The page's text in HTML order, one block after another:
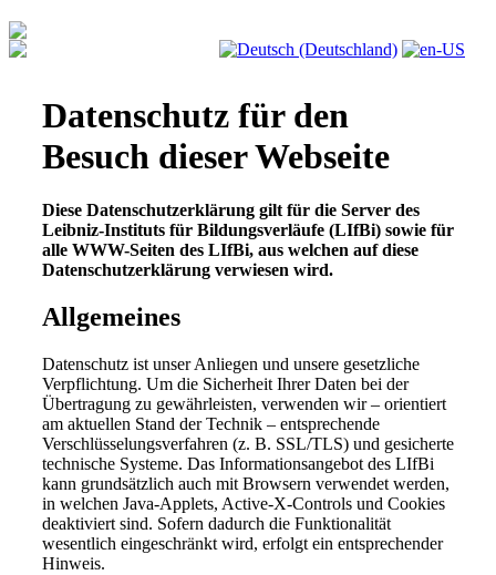
Datenschutz für den
Besuch dieser Webseite
Diese Datenschutzerklärung gilt für die Server des
Leibniz-Instituts für Bildungsverläufe (LIfBi) sowie für
alle WWW-Seiten des LIfBi, aus welchen auf diese
Datenschutzerklärung verwiesen wird.
Allgemeines
Datenschutz ist unser Anliegen und unsere gesetzliche
Verpflichtung. Um die Sicherheit Ihrer Daten bei der
Übertragung zu gewährleisten, verwenden wir – orientiert
am aktuellen Stand der Technik – entsprechende
Verschlüsselungsverfahren (z. B. SSL/TLS) und gesicherte
technische Systeme. Das Informationsangebot des LIfBi
kann grundsätzlich auch mit Browsern verwendet werden,
in welchen Java-Applets, Active-X-Controls und Cookies
deaktiviert sind. Sofern dadurch die Funktionalität
wesentlich eingeschränkt wird, erfolgt ein entsprechender
Hinweis.